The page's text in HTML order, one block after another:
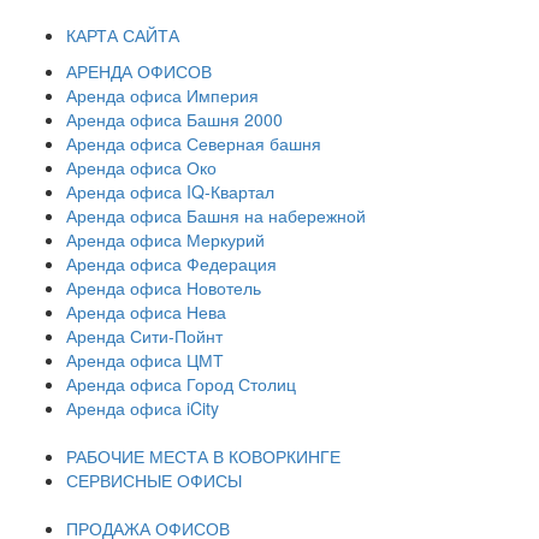
КАРТА САЙТА
АРЕНДА ОФИСОВ
Аренда офиса Империя
Аренда офиса Башня 2000
Аренда офиса Северная башня
Аренда офиса Око
Аренда офиса IQ-Квартал
Аренда офиса Башня на набережной
Аренда офиса Меркурий
Аренда офиса Федерация
Аренда офиса Новотель
Аренда офиса Нева
Аренда Сити-Пойнт
Аренда офиса ЦМТ
Аренда офиса Город Столиц
Аренда офиса iCity
РАБОЧИЕ МЕСТА В КОВОРКИНГЕ
СЕРВИСНЫЕ ОФИСЫ
ПРОДАЖА ОФИСОВ